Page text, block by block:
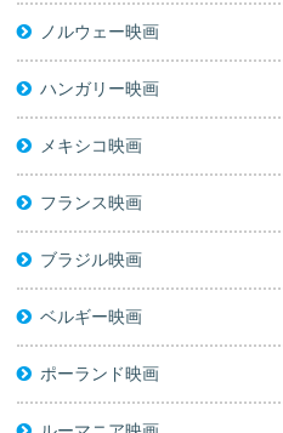
ノルウェー映画
ハンガリー映画
メキシコ映画
フランス映画
ブラジル映画
ベルギー映画
ポーランド映画